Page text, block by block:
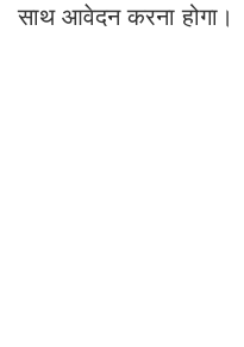
साथ आवेदन करना होगा।